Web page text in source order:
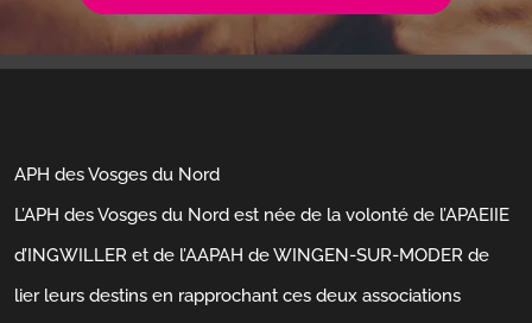
APH des Vosges du Nord
L’APH des Vosges du Nord est née de la volonté de l’APAEIIE
d’INGWILLER et de l’AAPAH de WINGEN-SUR-MODER de
lier leurs destins en rapprochant ces deux associations